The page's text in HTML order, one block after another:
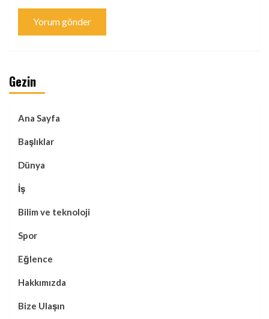
Gezin
Ana Sayfa
Başlıklar
Dünya
İş
Bilim ve teknoloji
Spor
Eğlence
Hakkımızda
Bize Ulaşın